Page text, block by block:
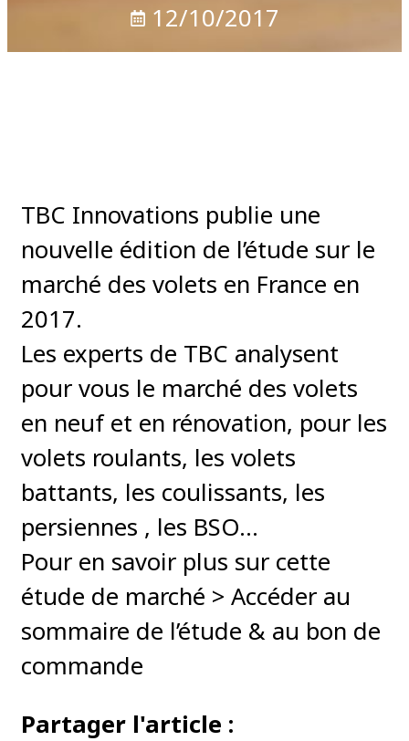
12/10/2017
TBC Innovations publie une
nouvelle édition de l’étude sur le
marché des volets en France en
2017.
Les experts de TBC analysent
pour vous le marché des volets
en neuf et en rénovation, pour les
volets roulants, les volets
battants, les coulissants, les
persiennes , les BSO…
Pour en savoir plus sur cette
étude de marché > Accéder au
sommaire de l’étude & au bon de
commande
Partager l'article :